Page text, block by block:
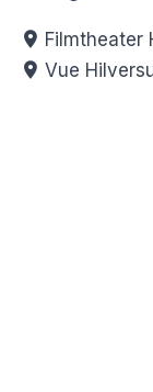
Filmtheater
Vue